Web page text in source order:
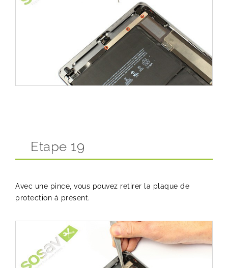
Etape 19
Avec une pince, vous pouvez retirer la plaque de
protection à présent.